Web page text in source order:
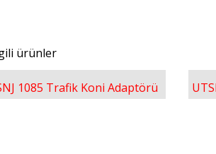
ürünler
1085 Trafik Koni Adaptörü